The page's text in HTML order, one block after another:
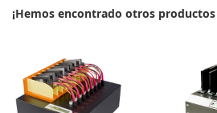
LISTA
DESEOS
¡Hemos encontrado otros